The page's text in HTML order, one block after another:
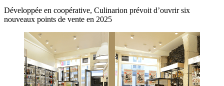
Développée en coopérative, Culinarion prévoit d’ouvrir six
nouveaux points de vente en 2025